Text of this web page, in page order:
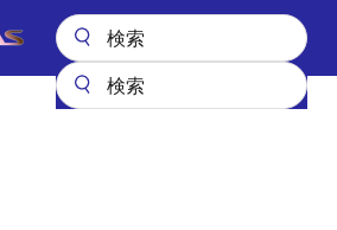
Main
パワーマネジメント
電源周辺デバイス